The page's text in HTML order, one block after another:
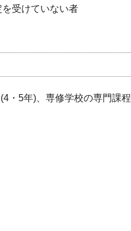
受けていない者
・5年)、専修学校の専門課程